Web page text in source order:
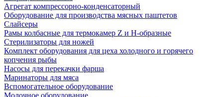
Агрегат компрессорно-конденсаторный
Оборудование для производства мясных паштетов
Слайсеры
Рамы колбасные для термокамер Z и H-образные
Стерилизаторы для ножей
Комплект оборудования для цеха холодного и горячего
копчения рыбы
Насосы для перекачки фарша
Маринаторы для мяса
Вспомогательное оборудование
Молочное оборудование